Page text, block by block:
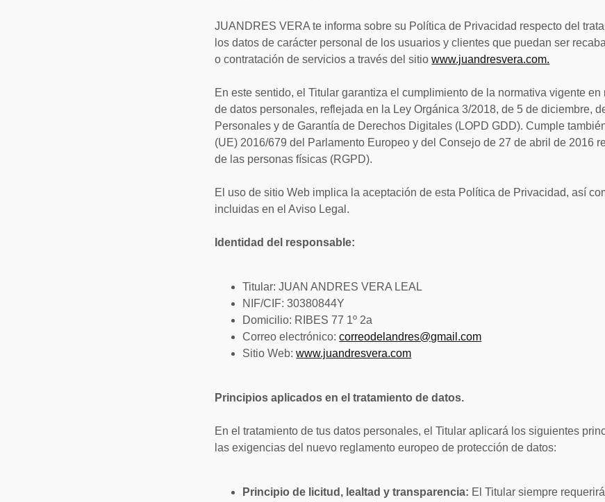
JUANDRES VERA te informa sobre su Política de Privacidad respecto del
los datos de carácter personal de los usuarios y clientes que puedan ser
o contratación de servicios a través del sitiowww.juandresvera.com.
En este sentido, el Titular garantiza el cumplimiento de la normativa vigente en
de datos personales, reflejada en la Ley Orgánica 3/2018, de 5 de diciembre,
Personales y de Garantía de Derechos Digitales (LOPD GDD). Cumple
(UE) 2016/679 del Parlamento Europeo y del Consejo de 27 de abril de 2016
de las personas físicas (RGPD).
El uso de sitio Web implica la aceptación de esta Política de Privacidad, así
incluidas en el Aviso Legal.
Identidad del responsable:
Titular: JUAN ANDRES VERA LEAL
NIF/CIF: 30380844Y
Domicilio: RIBES 77 1º 2a
Correo electrónico:correodelandres@gmail.com
Sitio Web:www.juandresvera.com
Principios aplicados en el tratamiento de datos.
En el tratamiento de tus datos personales, el Titular aplicará los siguientes
las exigencias del nuevo reglamento europeo de protección de datos:
Principio de licitud, lealtad y transparencia: El Titular siempre